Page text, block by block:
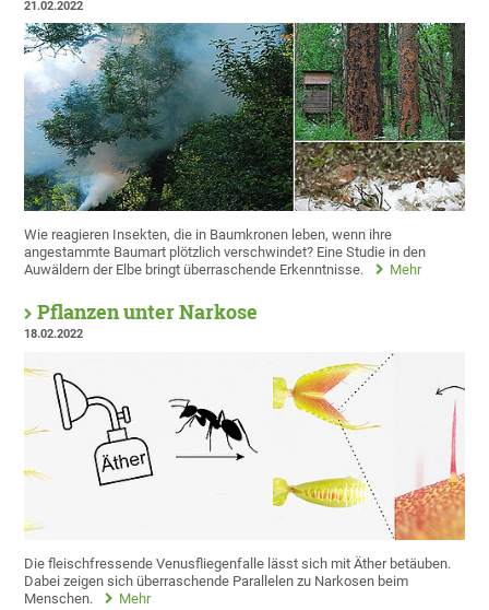
21.02.2022
Wie reagieren Insekten, die in Baumkronen leben, wenn ihre
angestammte Baumart plötzlich verschwindet? Eine Studie in den
Auwäldern der Elbe bringt überraschende Erkenntnisse.
Mehr
Pflanzen unter Narkose
18.02.2022
Die fleischfressende Venusfliegenfalle lässt sich mit Äther betäuben.
Dabei zeigen sich überraschende Parallelen zu Narkosen beim
Menschen.
Mehr